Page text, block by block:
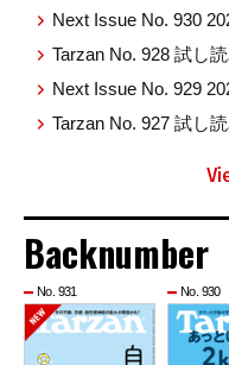
Next Issue No. 930
Tarzan No. 928 試し
Next Issue No. 929
Tarzan No. 927 試し
Backnumber
No. 931 No. 930